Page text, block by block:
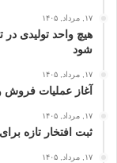
۱۷, مرداد, ۱۴۰۵
هیچ واحد تولیدی در
شود
۱۷, مرداد, ۱۴۰۵
آغاز عملیات فروش
۱۷, مرداد, ۱۴۰۵
ثبت افتخار تازه
۱۷, مرداد, ۱۴۰۵